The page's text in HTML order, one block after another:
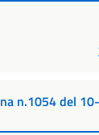
n.1054 del